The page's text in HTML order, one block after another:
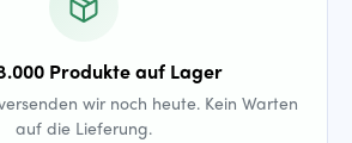
Produkte auf Lager
wir noch heute. Kein Warten
auf die Lieferung.